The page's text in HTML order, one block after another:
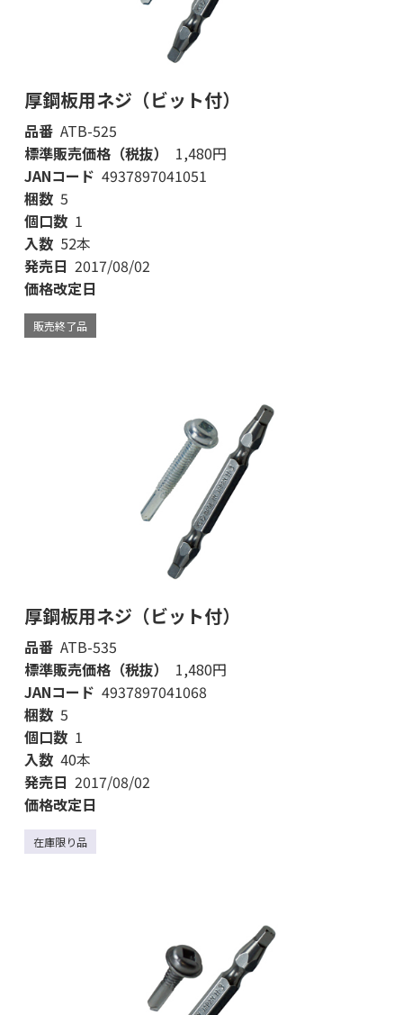
厚鋼板用ネジ（ビット付）
品番 ATB-525
標準販売価格（税抜）
1,480円
JANコード 4937897041051
梱数 5
個口数 1
入数 52本
発売日 2017/08/02
価格改定日
販売終了品
厚鋼板用ネジ（ビット付）
品番 ATB-535
標準販売価格（税抜）
1,480円
JANコード 4937897041068
梱数 5
個口数 1
入数 40本
発売日 2017/08/02
価格改定日
在庫限り品